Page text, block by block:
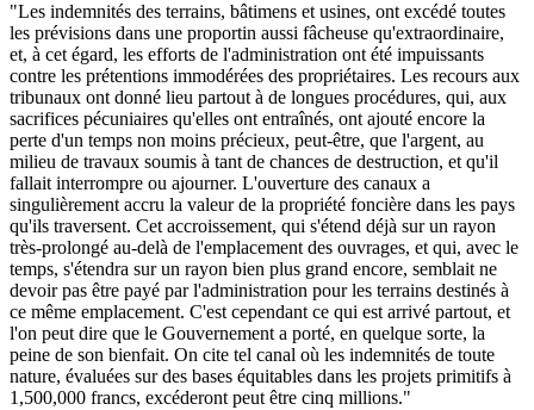
"Les indemnités des terrains, bâtimens et usines, ont excédé toutes
les prévisions dans une proportin aussi fâcheuse qu'extraordinaire,
et, à cet égard, les efforts de l'administration ont été impuissants
contre les prétentions immodérées des propriétaires. Les recours aux
tribunaux ont donné lieu partout à de longues procédures, qui, aux
sacrifices pécuniaires qu'elles ont entraînés, ont ajouté encore la
perte d'un temps non moins précieux, peut-être, que l'argent, au
milieu de travaux soumis à tant de chances de destruction, et qu'il
fallait interrompre ou ajourner. L'ouverture des canaux a
singulièrement accru la valeur de la propriété foncière dans les pays
qu'ils traversent. Cet accroissement, qui s'étend déjà sur un rayon
très-prolongé au-delà de l'emplacement des ouvrages, et qui, avec le
temps, s'étendra sur un rayon bien plus grand encore, semblait ne
devoir pas être payé par l'administration pour les terrains destinés à
ce même emplacement. C'est cependant ce qui est arrivé partout, et
l'on peut dire que le Gouvernement a porté, en quelque sorte, la
peine de son bienfait. On cite tel canal où les indemnités de toute
nature, évaluées sur des bases équitables dans les projets primitifs à
1,500,000 francs, excéderont peut être cinq millions."